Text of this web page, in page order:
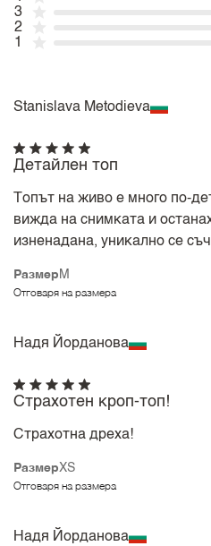
3
2
1
Stanislava Metodieva
Размер M
Отговаря на размера
Детайлен топ
Топът на живо е много по-
вижда на снимката и
изненадана, уникално се
Надя Йорданова
РазмерXS
Отговаря на размера
Страхотен кроп-топ!
Страхотна дреха!
Надя Йорданова